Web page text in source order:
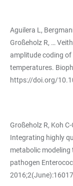
Aguilera L,
Großeholz R, …
amplitude coding
temperatures.
https://doi.org/
Großeholz R, Koh
Integrating highly
metabolic
pathogen